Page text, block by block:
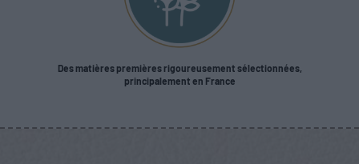
Des matières premières rigoureusement sélectionnées,
principalement en France